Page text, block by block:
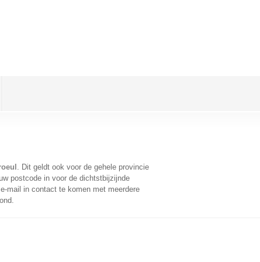
. Dit geldt ook voor de gehele provincie
postcode in voor de dichtstbijzijnde
mail in contact te komen met meerdere